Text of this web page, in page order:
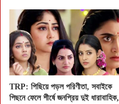
TRP: পিছিয়ে পড়ল পরিণীতা, সবাইকে
পিছনে ফেলে শীর্ষে জনপ্রিয় দুই ধারাবাহিক,